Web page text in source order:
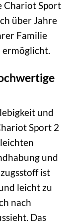
Chariot Sport
über Jahre
Familie
ermöglicht.
und
Sport 2
und
ist
leicht zu
nach
Das